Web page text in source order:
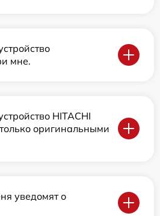
мне.
HITACHI
оригинальными
уведомят о